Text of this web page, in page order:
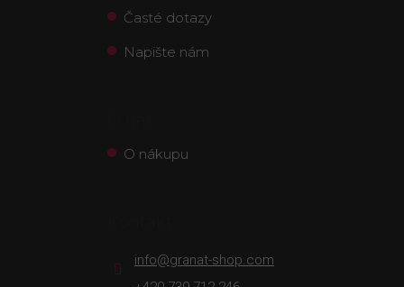
Časté dotazy
Napište nám
O nákupu
info@granat-shop.com